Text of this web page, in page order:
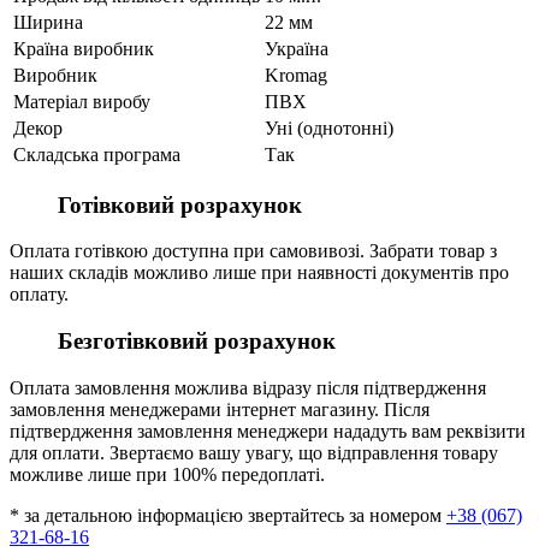
Ширина
22 мм
Країна виробник
Україна
Виробник
Kromag
Матеріал виробу
ПВХ
Декор
Уні (однотонні)
Складська програма
Так
Готівковий розрахунок
Оплата готівкою доступна при самовивозі. Забрати товар з
наших складів можливо лише при наявності документів про
оплату.
Безготівковий розрахунок
Оплата замовлення можлива відразу після підтвердження
замовлення менеджерами інтернет магазину. Після
підтвердження замовлення менеджери нададуть вам реквізити
для оплати. Звертаємо вашу увагу, що відправлення товару
можливе лише при 100% передоплаті.
* за детальною інформацією звертайтесь за номером +38 (067)
321-68-16